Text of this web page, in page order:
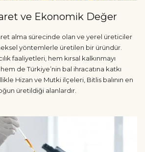
ve Ekonomik Değer
alma sürecinde olan ve yerel üreticiler
yöntemlerle üretilen bir üründür.
faaliyetleri, hem kırsal kalkınmayı
de Türkiye’nin bal ihracatına katkı
Hizan ve Mutki ilçeleri, Bitlis balının en
üretildiği alanlardır.